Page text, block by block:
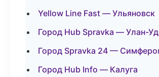
Yellow Line Fast — Ульяновск
Город Hub Spravka — Улан-
Город Spravka 24 —
Город Hub Info — Калуга